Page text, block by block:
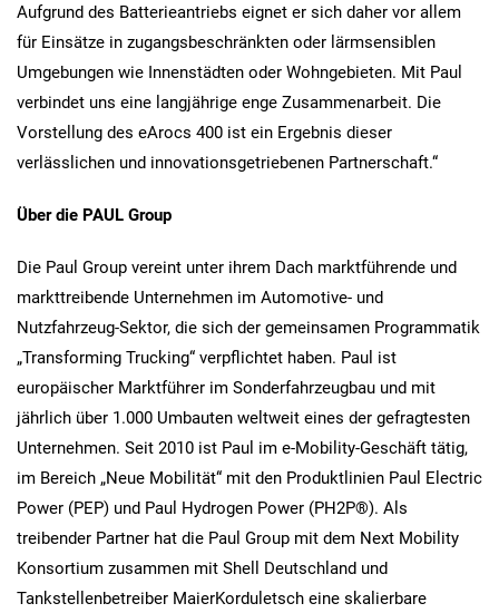
Aufgrund des Batterieantriebs eignet er sich daher vor allem
für Einsätze in zugangsbeschränkten oder lärmsensiblen
Umgebungen wie Innenstädten oder Wohngebieten. Mit Paul
verbindet uns eine langjährige enge Zusammenarbeit. Die
Vorstellung des eArocs 400 ist ein Ergebnis dieser
verlässlichen und innovationsgetriebenen Partnerschaft.“
Über die PAUL Group
Die Paul Group vereint unter ihrem Dach marktführende und
markttreibende Unternehmen im Automotive- und
Nutzfahrzeug-Sektor, die sich der gemeinsamen Programmatik
„Transforming Trucking“ verpflichtet haben. Paul ist
europäischer Marktführer im Sonderfahrzeugbau und mit
jährlich über 1.000 Umbauten weltweit eines der gefragtesten
Unternehmen. Seit 2010 ist Paul im e-Mobility-Geschäft tätig,
im Bereich „Neue Mobilität“ mit den Produktlinien Paul Electric
Power (PEP) und Paul Hydrogen Power (PH2P®). Als
treibender Partner hat die Paul Group mit dem Next Mobility
Konsortium zusammen mit Shell Deutschland und
Tankstellenbetreiber MaierKorduletsch eine skalierbare